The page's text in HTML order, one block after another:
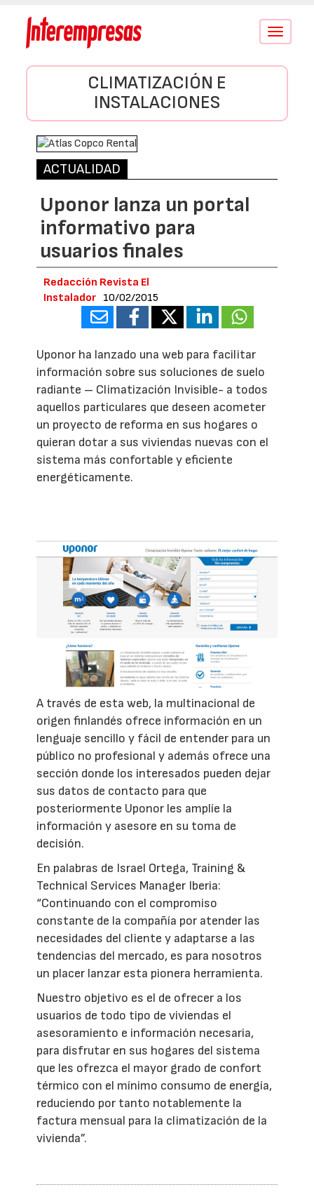
Conmutar
CLIMATIZACIÓN E
INSTALACIONES
ACTUALIDAD
Uponor lanza un portal
informativo para
usuarios finales
Redacción Revista El
Instalador 10/02/2015
Uponor ha lanzado una web para facilitar
información sobre sus soluciones de suelo
radiante – Climatización Invisible- a todos
aquellos particulares que deseen acometer
un proyecto de reforma en sus hogares o
quieran dotar a sus viviendas nuevas con el
sistema más confortable y eficiente
energéticamente.
A través de esta web, la multinacional de
origen finlandés ofrece información en un
lenguaje sencillo y fácil de entender para un
público no profesional y además ofrece una
sección donde los interesados pueden dejar
sus datos de contacto para que
posteriormente Uponor les amplíe la
información y asesore en su toma de
decisión.
En palabras de Israel Ortega, Training &
Technical Services Manager Iberia:
“Continuando con el compromiso
constante de la compañía por atender las
necesidades del cliente y adaptarse a las
tendencias del mercado, es para nosotros
un placer lanzar esta pionera herramienta.
Nuestro objetivo es el de ofrecer a los
usuarios de todo tipo de viviendas el
asesoramiento e información necesaria,
para disfrutar en sus hogares del sistema
que les ofrezca el mayor grado de confort
térmico con el mínimo consumo de energía,
reduciendo por tanto notablemente la
factura mensual para la climatización de la
vivienda”.